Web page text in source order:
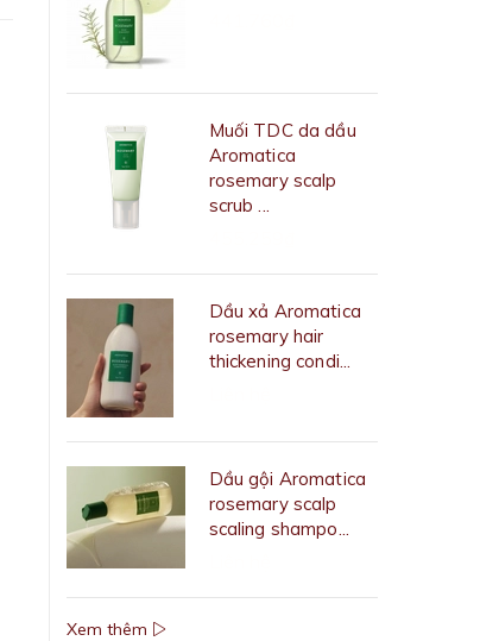
Muối TDC da dầu
Aromatica
rosemary scalp
scrub ...
Dầu xả Aromatica
rosemary hair
thickening condi...
Dầu gội Aromatica
rosemary scalp
scaling shampo...
Xem thêm